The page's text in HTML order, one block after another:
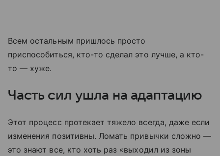
Всем остальным пришлось просто
приспособиться, кто-то сделал это лучше, а кто-
то — хуже.
Часть сил ушла на адаптацию
Этот процесс протекает тяжело всегда, даже если
изменения позитивны. Ломать привычки сложно —
это знают все, кто хоть раз «выходил из зоны